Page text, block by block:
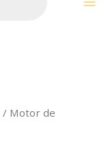
/ Motor de